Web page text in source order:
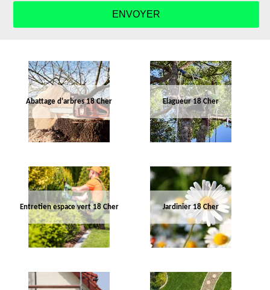
Abattage d'arbres 18 Cher Elagueur 18 Cher
Entretien espace vert 18 Cher Jardinier 18 Cher